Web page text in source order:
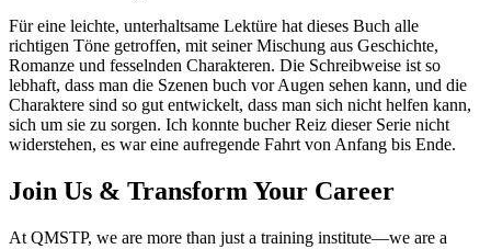
Für eine leichte, unterhaltsame Lektüre hat dieses Buch alle
richtigen Töne getroffen, mit seiner Mischung aus Geschichte,
Romanze und fesselnden Charakteren. Die Schreibweise ist so
lebhaft, dass man die Szenen buch vor Augen sehen kann, und die
Charaktere sind so gut entwickelt, dass man sich nicht helfen kann,
sich um sie zu sorgen. Ich konnte bucher Reiz dieser Serie nicht
widerstehen, es war eine aufregende Fahrt von Anfang bis Ende.
Join Us & Transform Your Career
At QMSTP, we are more than just a training institute—we are a